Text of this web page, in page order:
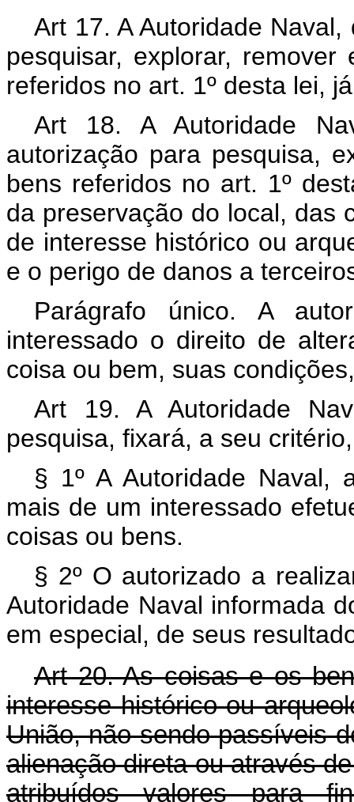
Art 17. A Autoridade
pesquisar, explorar,
referidos no art. 1º desta lei,
Art 18. A Autoridade
autorização para pesquisa,
bens referidos no art. 1º
da preservação do local, das
de interesse histórico ou
e o perigo de danos a
Parágrafo único. A
interessado o direito de
coisa ou bem, suas
Art 19. A Autoridade
pesquisa, fixará, a seu
§ 1º A Autoridade Naval,
mais de um interessado
coisas ou bens.
§ 2º O autorizado a
Autoridade Naval informada
em especial, de seus
Art 20. As coisas e os
interesse histórico ou
União, não sendo passíveis
alienação direta ou através
atribuídos valores para